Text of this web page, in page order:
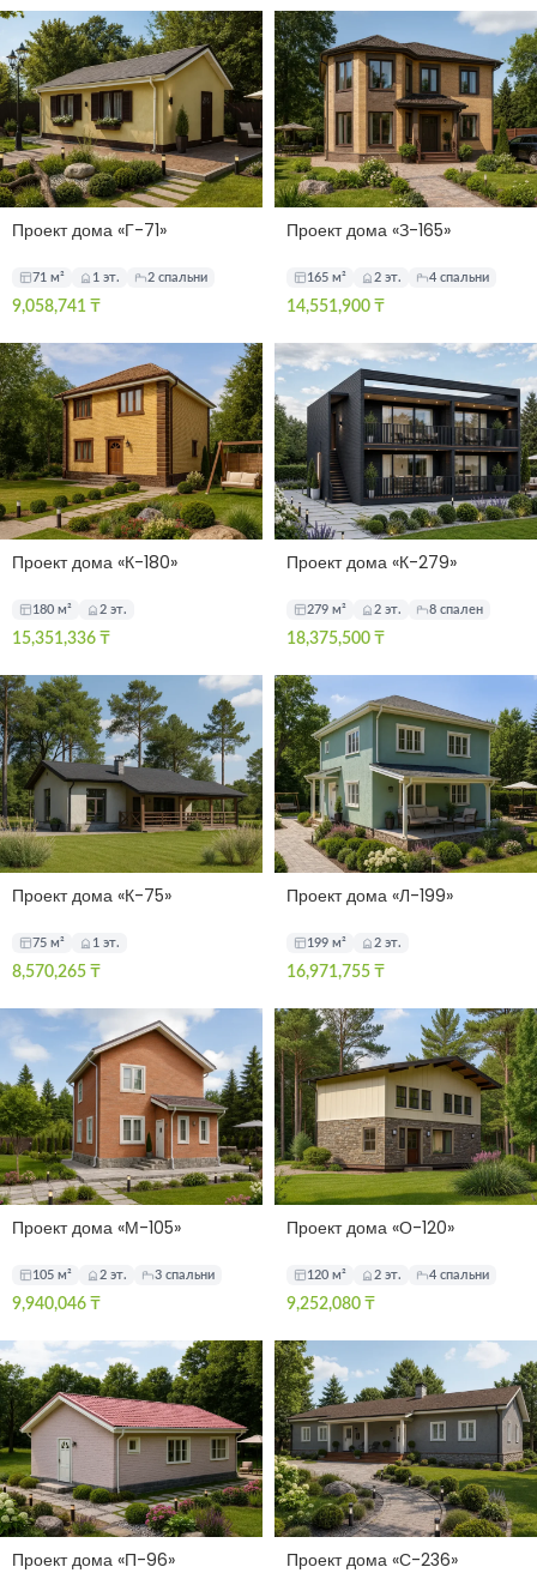
Проект дома «Г-71»
71 м² 1 эт. 2 спальни
9,058,741 ₸
Проект дома «З-165»
165 м² 2 эт. 4 спальни
14,551,900 ₸
Проект дома «К-180»
180 м² 2 эт.
15,351,336 ₸
Проект дома «К-279»
279 м² 2 эт. 8 спален
18,375,500 ₸
Проект дома «К-75»
75 м² 1 эт.
8,570,265 ₸
Проект дома «Л-199»
199 м² 2 эт.
16,971,755 ₸
Проект дома «М-105»
105 м² 2 эт. 3 спальни
9,940,046 ₸
Проект дома «О-120»
120 м² 2 эт. 4 спальни
9,252,080 ₸
Проект дома «П-96» Проект дома «С-236»